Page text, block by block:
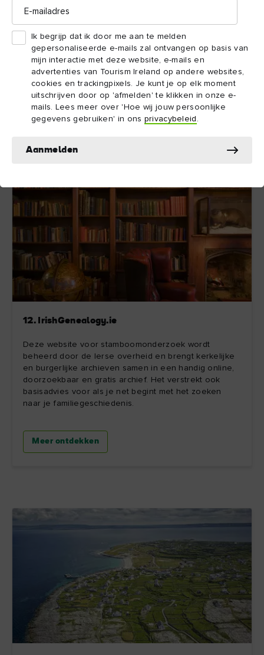
mailadres
Ik begrijp dat ik door me aan te melden
gepersonaliseerde e-mails zal ontvangen op basis van
mijn interactie met deze website, e-mails en
advertenties van Tourism Ireland op andere websites,
cookies en trackingpixels. Je kunt je op elk moment
uitschrijven door op 'afmelden' te klikken in onze e-
mails. Lees meer over 'Hoe wij jouw persoonlijke
gegevens gebruiken' in ons privacybeleid .
Aanmelden
11. EPIC: The Irish Emigration Museum
EPIC is het Ierse emigratiemuseum dat een
interactieve ervaring biedt en bezoekers meevoert
op een reis langs de Ierse massa-emigratie. In de
loop der eeuwen zijn er miljoenen Ieren naar het
buitenland verhuisd: EPIC is een eerbetoon aan hun
prestaties.
12. IrishGenealogy.ie
Deze website voor stamboomonderzoek wordt
beheerd door de Ierse overheid en brengt kerkelijke
en burgerlijke archieven samen in een handig online,
doorzoekbaar en gratis archief. Het verstrekt ook
basisadvies voor als je net begint met het zoeken
naar je familiegeschiedenis.
Meer ontdekken